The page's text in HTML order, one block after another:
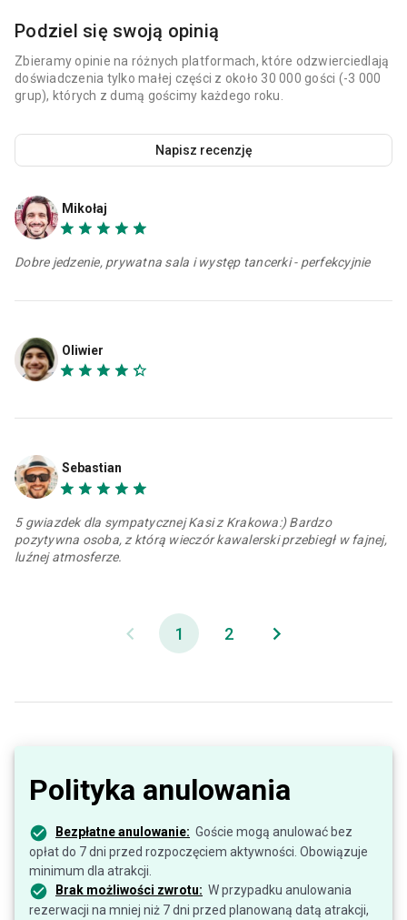
Podziel się swoją opinią
Zbieramy opinie na różnych platformach, które odzwierciedlają
doświadczenia tylko małej części z około 30 000 gości (-3 000
grup), których z dumą gościmy każdego roku.
Napisz recenzję
Mikołaj
Dobre jedzenie, prywatna sala i występ tancerki - perfekcyjnie
Oliwier
Sebastian
5 gwiazdek dla sympatycznej Kasi z Krakowa:) Bardzo
pozytywna osoba, z którą wieczór kawalerski przebiegł w fajnej,
luźnej atmosferze.
1 2
Polityka anulowania
Bezpłatne anulowanie: Goście mogą anulować bez
opłat do 7 dni przed rozpoczęciem aktywności. Obowiązuje
minimum dla atrakcji.
Brak możliwości zwrotu: W przypadku anulowania
rezerwacji na mniej niż 7 dni przed planowaną datą atrakcji,